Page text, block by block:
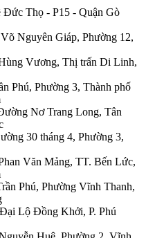
Thọ - P15 - Quận Gò
Nguyên Giáp, Phường 12,
Vương, Thị trấn Di Linh,
Phú, Phường 3, Thành phố
Nơ Trang Long, Tân
30 tháng 4, Phường 3,
Văn Mảng, TT. Bến Lức,
Phú, Phường Vĩnh Thanh,
Lộ Đồng Khởi, P. Phú